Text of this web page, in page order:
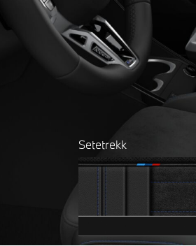
Setetrekk